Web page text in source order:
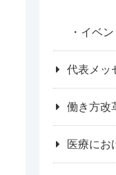
イベン
代表メッ
働き方改
医療にお